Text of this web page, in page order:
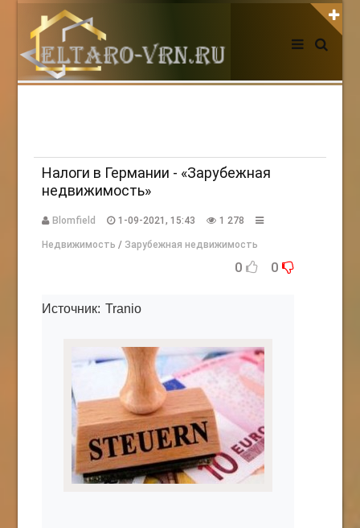
АВТОРИЗАЦИЯ НА САЙТЕ
Регистрация
КАК С НАМИ СВЯЗАТЬСЯ
Edgarpo26@gmail.com
axin.ed@yandex.ru
yrikf40@gmail.com
Налоги в Германии - «Зарубежная
недвижимость»
Blomfield 1-09-2021, 15:43 1 278
Недвижимость / Зарубежная недвижимость
0 0
Источник: Tranio